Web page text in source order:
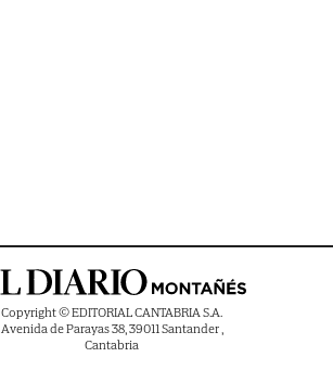
Copyright © EDITORIAL CANTABRIA S.A.
Avenida de Parayas 38, 39011 Santander ,
Cantabria